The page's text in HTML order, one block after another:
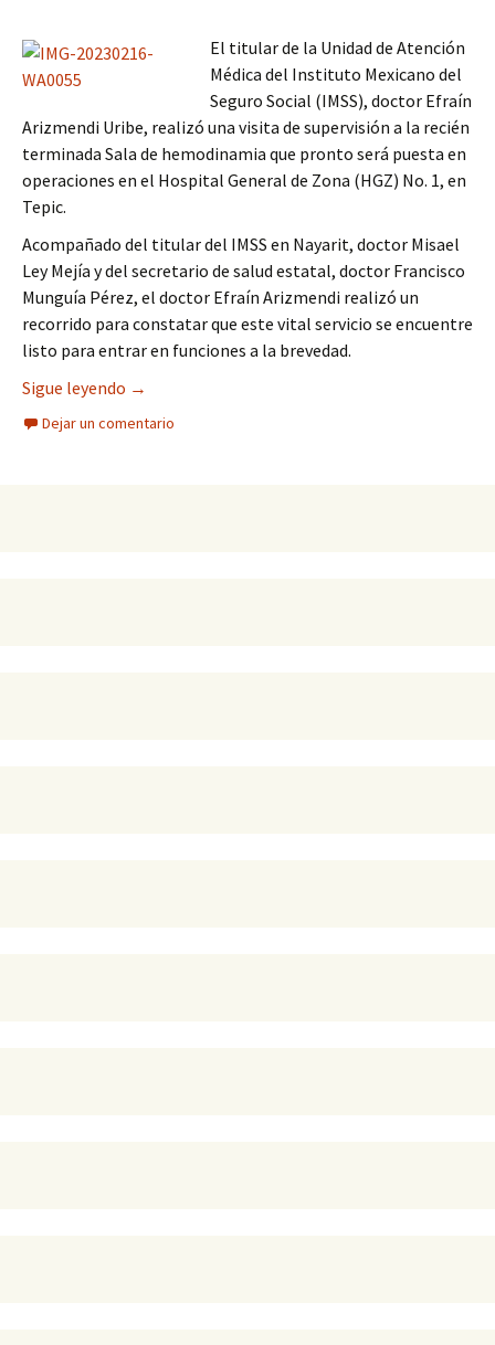
El titular de la Unidad de Atención
Médica del Instituto Mexicano del
Seguro Social (IMSS), doctor Efraín
Arizmendi Uribe, realizó una visita de supervisión a la recién
terminada Sala de hemodinamia que pronto será puesta en
operaciones en el Hospital General de Zona (HGZ) No. 1, en
Tepic.
Acompañado del titular del IMSS en Nayarit, doctor Misael
Ley Mejía y del secretario de salud estatal, doctor Francisco
Munguía Pérez, el doctor Efraín Arizmendi realizó un
recorrido para constatar que este vital servicio se encuentre
listo para entrar en funciones a la brevedad.
Sigue leyendo Supervisan nueva sala de hemodinamia
→
Dejar un comentario